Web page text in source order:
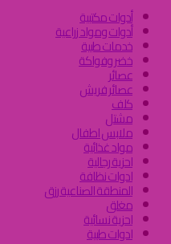
أدوات مكتبية
أدوات ومواد زراعية
خدمات طبية
خضر وفواكة
عصائر
عصائر فريش
كلف
مشتل
ملابس اطفال
مواد غذائية
احزية رجالية
ادوات نظافة
المنطقة الصناعية رزق
مغلق
احزية نسائية
ادوات طبية